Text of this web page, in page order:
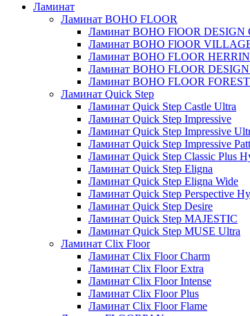
Ламинат
Ламинат BOHO FLOOR
Ламинат BOHO FlOOR DESIGN
Ламинат BOHO FlOOR
Ламинат BOHO FLOOR
Ламинат BOHO FLOOR
Ламинат BOHO FLOOR
Ламинат Quick Step
Ламинат Quick Step Castle Ultra
Ламинат Quick Step Impressive
Ламинат Quick Step Impressive
Ламинат Quick Step Impressive
Ламинат Quick Step Classic Plus
Ламинат Quick Step Eligna
Ламинат Quick Step Eligna Wide
Ламинат Quick Step Perspective
Ламинат Quick Step Desire
Ламинат Quick Step MAJESTIC
Ламинат Quick Step MUSE Ultra
Ламинат Clix Floor
Ламинат Clix Floor Charm
Ламинат Clix Floor Extra
Ламинат Clix Floor Intense
Ламинат Clix Floor Plus
Ламинат Clix Floor Flame